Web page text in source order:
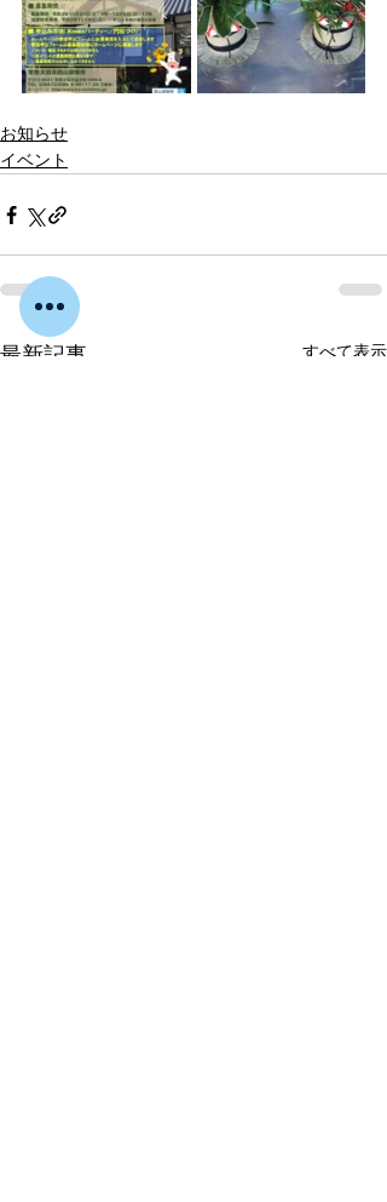
お知らせ
イベント
最新記事 すべて表示